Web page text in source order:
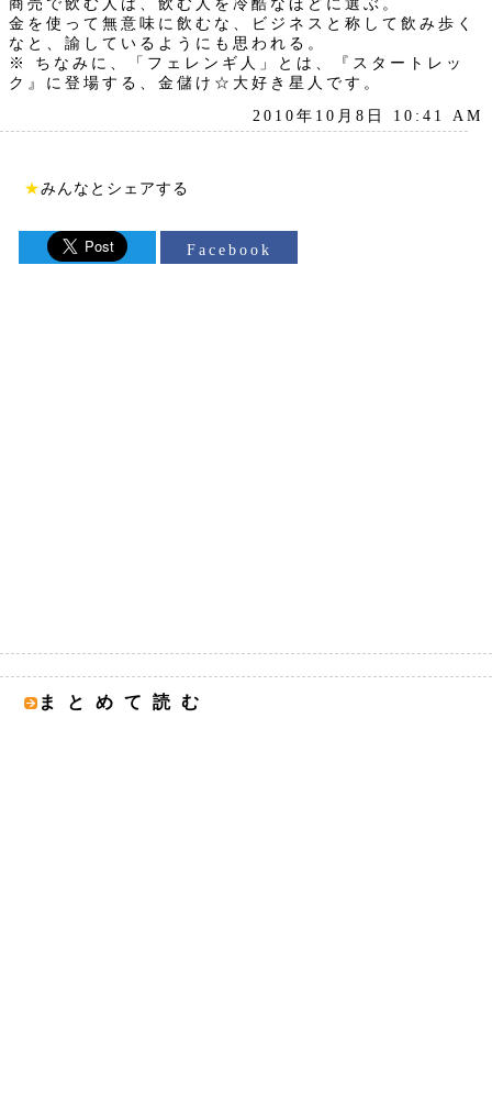
金を使って無意味に飲むな、ビジネスと称して飲み歩く
なと、諭しているようにも思われる。
※ ちなみに、「フェレンギ人」とは、『スタートレッ
ク』に登場する、金儲け☆大好き星人です。
2010年10月8日 10:41 AM
★みんなとシェアする
Facebook
まとめて読む